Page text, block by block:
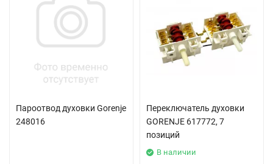
Пароотвод духовки Gorenje
248016
Переключатель духовки
GORENJE 617772, 7
позиций
В наличии